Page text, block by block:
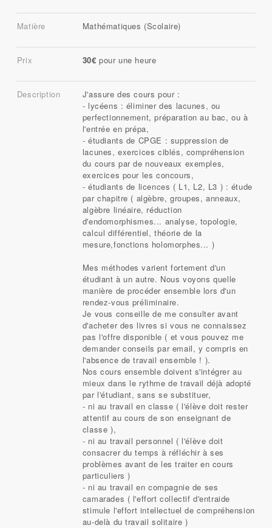
Matière Mathématiques (Scolaire)
Prix 30€ pour une heure
Description
J'assure des cours pour :
- lycéens : éliminer des lacunes, ou
perfectionnement, préparation au bac, ou à
l'entrée en prépa,
- étudiants de CPGE : suppression de
lacunes, exercices ciblés, compréhension
du cours par de nouveaux exemples,
exercices pour les concours,
- étudiants de licences ( L1, L2, L3 ) : étude
par chapitre ( algèbre, groupes, anneaux,
algèbre linéaire, réduction
d'endomorphismes... analyse, topologie,
calcul différentiel, théorie de la
mesure,fonctions holomorphes... )
Mes méthodes varient fortement d'un
étudiant à un autre. Nous voyons quelle
manière de procéder ensemble lors d'un
rendez-vous préliminaire.
Je vous conseille de me consulter avant
d'acheter des livres si vous ne connaissez
pas l'offre disponible ( et vous pouvez me
demander conseils par email, y compris en
l'absence de travail ensemble ! ).
Nos cours ensemble doivent s'intégrer au
mieux dans le rythme de travail déjà adopté
par l'étudiant, sans se substituer,
- ni au travail en classe ( l'élève doit rester
attentif au cours de son enseignant de
classe ),
- ni au travail personnel ( l'élève doit
consacrer du temps à réfléchir à ses
problèmes avant de les traiter en cours
particuliers )
- ni au travail en compagnie de ses
camarades ( l'effort collectif d'entraide
stimule l'effort intellectuel de compréhension
au-delà du travail solitaire )